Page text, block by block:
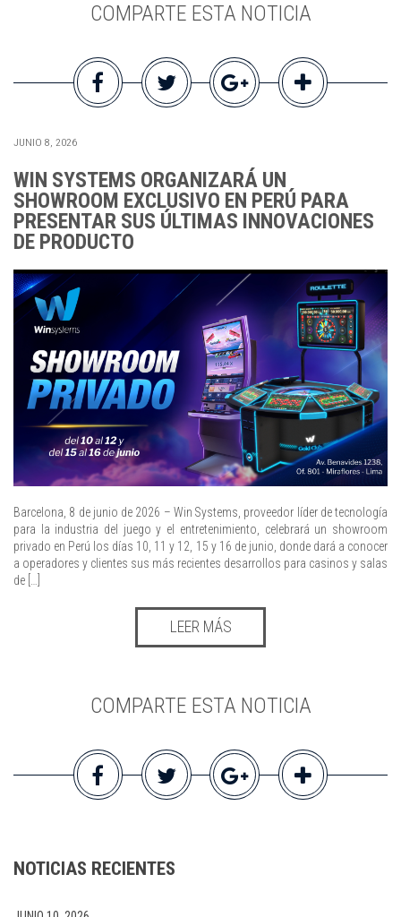
COMPARTE ESTA NOTICIA
JUNIO 8, 2026
WIN SYSTEMS ORGANIZARÁ UN
SHOWROOM EXCLUSIVO EN PERÚ PARA
PRESENTAR SUS ÚLTIMAS INNOVACIONES
DE PRODUCTO
Barcelona, 8 de junio de 2026 – Win Systems, proveedor líder de tecnología
para la industria del juego y el entretenimiento, celebrará un showroom
privado en Perú los días 10, 11 y 12, 15 y 16 de junio, donde dará a conocer
a operadores y clientes sus más recientes desarrollos para casinos y salas
de […]
LEER MÁS
COMPARTE ESTA NOTICIA
NOTICIAS RECIENTES